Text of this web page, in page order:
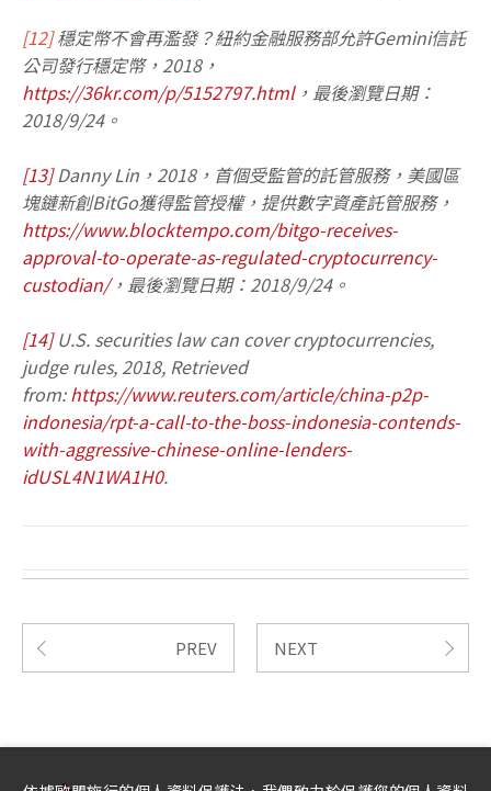
[12]穩定幣不會再濫發？紐約金融服務部允許Gemini信託
公司發行穩定幣，2018，
https://36kr.com/p/5152797.html，最後瀏覽日期：
2018/9/24。
[13] Danny Lin，2018，首個受監管的託管服務，美國區
塊鏈新創BitGo獲得監管授權，提供數字資產託管服務，
https://www.blocktempo.com/bitgo-receives-
approval-to-operate-as-regulated-cryptocurrency-
custodian/，最後瀏覽日期：2018/9/24。
[14] U.S. securities law can cover cryptocurrencies,
judge rules, 2018, Retrieved
from:https://www.reuters.com/article/china-p2p-
indonesia/rpt-a-call-to-the-boss-indonesia-contends-
with-aggressive-chinese-online-lenders-
idUSL4N1WA1H0.
PREV NEXT